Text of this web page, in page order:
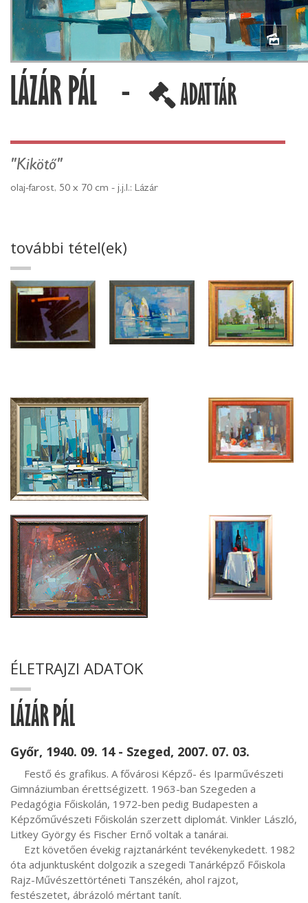
LÁZÁR PÁL - ADATTÁR
"Kikötő"
olaj-farost, 50 x 70 cm - j.j.l.: Lázár
további tétel(ek)
ÉLETRAJZI ADATOK
LÁZÁR PÁL
Győr, 1940. 09. 14 - Szeged, 2007. 07. 03.
Gimnáziumban érettségizett. 1963-ban Szegeden a
Pedagógia Főiskolán, 1972-ben pedig Budapesten a
Képzőművészeti Főiskolán szerzett diplomát. Vinkler László,
Litkey György és Fischer Ernő voltak a tanárai.
óta adjunktusként dolgozik a szegedi Tanárképző Főiskola
Rajz-Művészettörténeti Tanszékén, ahol rajzot,
festészetet, ábrázoló mértant tanít.